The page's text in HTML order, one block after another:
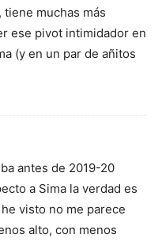
muchas más
ese pivot intimidador en
(y en un par de añitos
antes de 2019-20
a Sima la verdad es
visto no me parece
alto, con menos